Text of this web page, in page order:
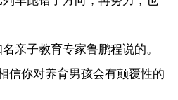
亲子教育专家鲁鹏程说的。
信你对养育男孩会有颠覆性的